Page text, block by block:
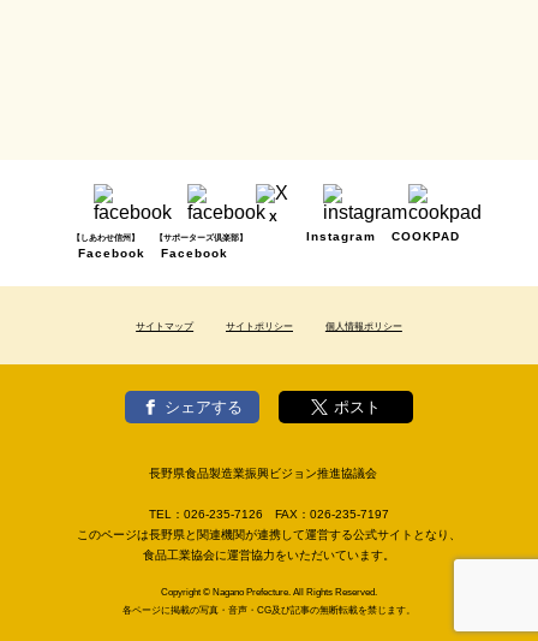
【しあわせ信州】
Facebook
【サポーターズ倶楽部】
Facebook
X
Instagram
COOKPAD
サイトマップ サイトポリシー 個人情報ポリシー
シェアする ポスト
長野県食品製造業振興ビジョン推進協議会
TEL： 026-235-7126 FAX： 026-235-7197
このページは長野県と関連機関が連携して運営する公式サイトとなり、
食品工業協会に運営協力をいただいています。
Copyright © Nagano Prefecture. All Rights Reserved.
各ページに掲載の写真・音声・CG及び記事の無断転載を禁じます。